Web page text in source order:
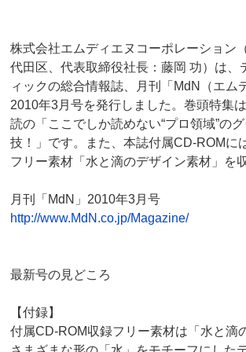
株式会社エムディエヌコーポレーション
代田区、代表取締役社長：藤岡 功）は、
ィックの総合情報誌、月刊「MdN（エム
2010年3月号を発行しました。巻頭特集
読の「ここでしか読めない“プロ領域”の
技！」です。また、本誌付属CD-ROMに
フリー素材「水と滴のデザイン素材」を
月刊「MdN」2010年3月号
http://www.MdN.co.jp/Magazine/
最新号の見どころ
【付録】
付属CD-ROM収録フリー素材は「水と滴